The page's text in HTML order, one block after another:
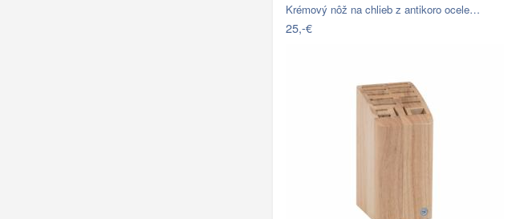
Krémový nôž na chlieb z antikoro ocele…
25,-€